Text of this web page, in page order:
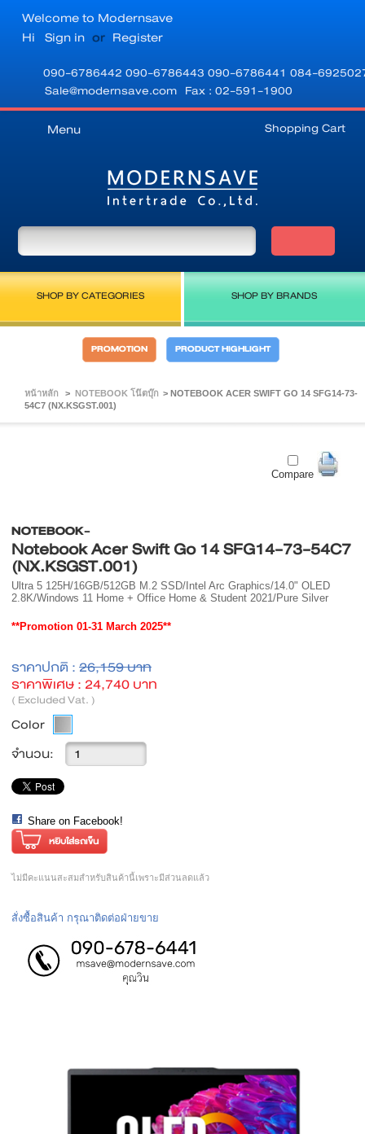
Welcome to Modernsave
Hi Sign in or Register
090-6786442 090-6786443 090-6786441 084-
Sale@modernsave.com Fax : 02-591-1900
Shopping Cart
Menu
SHOP BY CATEGORIES SHOP BY BRANDS
PROMOTION PRODUCT HIGHLIGHT
หน้าหลัก > NOTEBOOK โน๊ตบุ๊ก > NOTEBOOK ACER SWIFT GO 14 SFG14-73-
54C7 (NX.KSGST.001)
Compare
NOTEBOOK-
Notebook Acer Swift Go 14 SFG14-73-54C7
(NX.KSGST.001)
Ultra 5 125H/16GB/512GB M.2 SSD/Intel Arc Graphics/14.0" OLED
2.8K/Windows 11 Home + Office Home & Student 2021/Pure Silver
**Promotion 01-31 March 2025**
ราคาปกติ : 26,159 บาท
ราคาพิเศษ : 24,740 บาท
( Excluded Vat. )
Color
จำนวน:
Share on Facebook!
ไม่มีคะแนนสะสมสำหรับสินค้านี้เพราะมีส่วนลดแล้ว
สั่งซื้อสินค้า กรุณาติดต่อฝ่ายขาย